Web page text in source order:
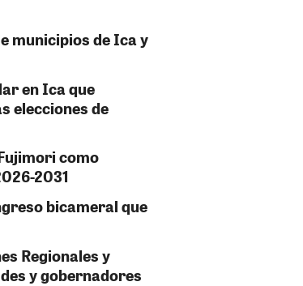
municipios de Ica y
en Ica que
elecciones de
como
2031
bicameral que
Regionales y
y gobernadores